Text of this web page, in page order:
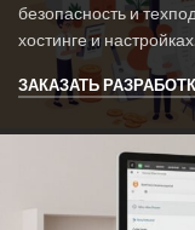
безопасность и
хостинге и
ЗАКАЗАТЬ